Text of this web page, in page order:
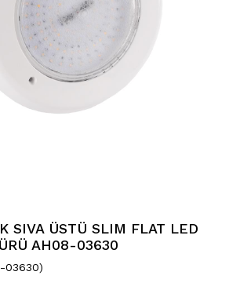
SIVA ÜSTÜ SLIM FLAT LED
AH08-03630
03630)